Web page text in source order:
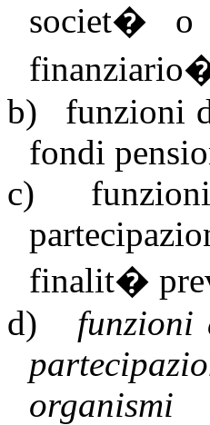
societ� o
b)
funzioni
fondi
c)
finalit�
d)
funzioni